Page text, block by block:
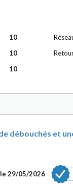
10
10
10
débouchés et
29/05/2026